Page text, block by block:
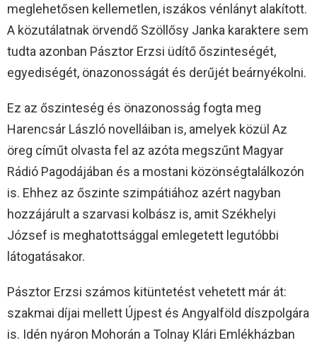
meglehetősen kellemetlen, iszákos vénlányt alakított.
A közutálatnak örvendő Szöllősy Janka karaktere sem
tudta azonban Pásztor Erzsi üdítő őszinteségét,
egyediségét, önazonosságát és derűjét beárnyékolni.
Ez az őszinteség és önazonosság fogta meg
Harencsár László novelláiban is, amelyek közül Az
öreg címűt olvasta fel az azóta megszűnt Magyar
Rádió Pagodájában és a mostani közönségtalálkozón
is. Ehhez az őszinte szimpátiához azért nagyban
hozzájárult a szarvasi kolbász is, amit Székhelyi
József is meghatottsággal emlegetett legutóbbi
látogatásakor.
Pásztor Erzsi számos kitüntetést vehetett már át:
szakmai díjai mellett Újpest és Angyalföld díszpolgára
is. Idén nyáron Mohorán a Tolnay Klári Emlékházban